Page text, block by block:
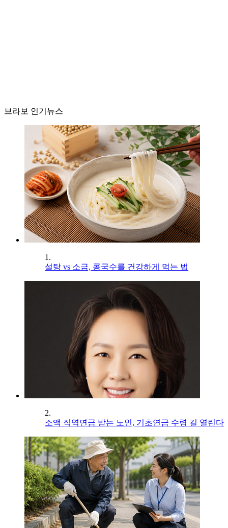
브라보 인기뉴스
1.
설탕 vs 소금, 콩국수를 건강하게 먹는 법
2.
소액 직역연금 받는 노인, 기초연금 수령 길 열린다